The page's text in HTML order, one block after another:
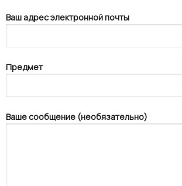
Ваш адрес электронной почты
Предмет
Ваше сообщение (необязательно)